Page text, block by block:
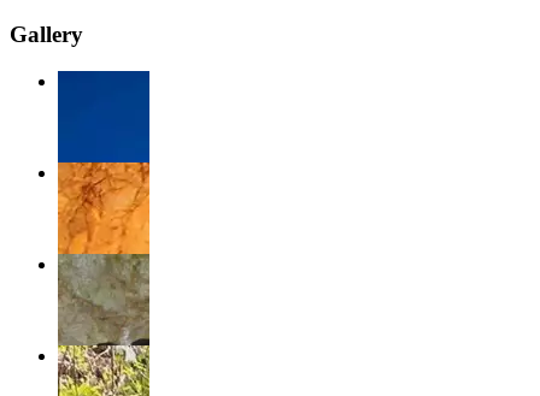
Gallery